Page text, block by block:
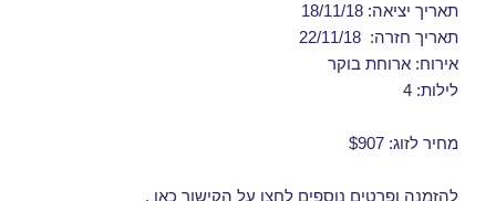
תאריך יציאה: 18/11/18
תאריך חזרה: 22/11/18
אירוח: ארוחת בוקר
לילות: 4
מחיר לזוג: $907
להזמנה ופרטים נוספים לחצו על הקישור כאן .